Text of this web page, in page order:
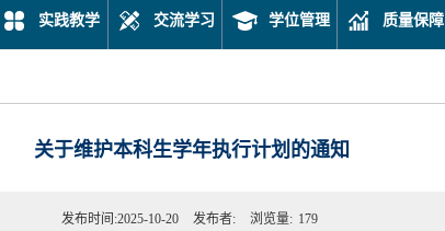
实践教学 交流学习 学位管理 质量保障
关于维护本科生学年执行计划的通知
发布时间:2025-10-20 发布者: 浏览量: 179